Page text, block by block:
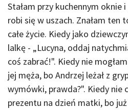
Stałam przy kuchennym oknie
robi się w uszach. Znałam ten
całe życie. Kiedy jako
lalkę - „Lucyna, oddaj
coś zabrać!". Kiedy nie
jej męża, bo Andrzej leżał z
wymówki, prawda?". Kiedy nie
prezentu na dzień matki, bo